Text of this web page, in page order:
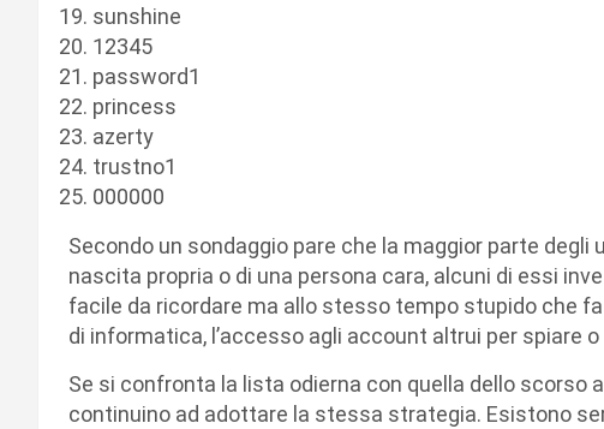
sunshine
12345
password1
princess
azerty
trustno1
000000
Secondo un sondaggio pare che la maggior parte
nascita propria o di una persona cara, alcuni di essi
facile da ricordare ma allo stesso tempo stupido che
di informatica, l’accesso agli account altrui per spiare o
Se si confronta la lista odierna con quella dello scorso
continuino ad adottare la stessa strategia. Esistono